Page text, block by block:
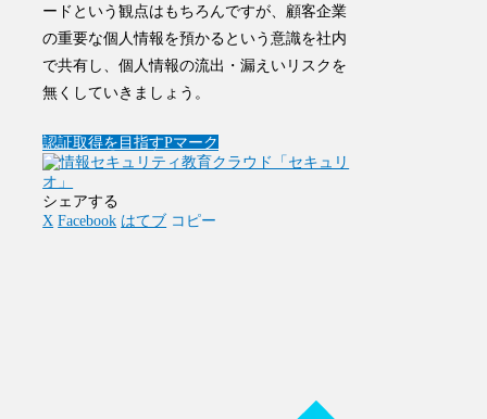
ードという観点はもちろんですが、顧客企業
の重要な個人情報を預かるという意識を社内
で共有し、個人情報の流出・漏えいリスクを
無くしていきましょう。
認証取得を目指すPマーク
シェアする
X Facebook はてブ コピー